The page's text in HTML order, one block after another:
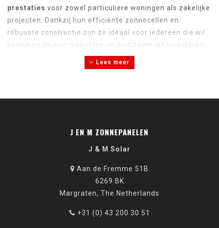
prestaties voor zowel particuliere woningen als zakelijke
projecten. Dankzij hun efficiënte zonnecellen en
robuuste constructie zijn ze ideaal voor iedereen die wil
besparen op energiekosten en duurzaam wil investeren
Lees meer
J EN M ZONNEPANELEN
J & M Solar
Aan de Fremme 51B
6269 BK
Margraten, The Netherlands
+31 (0) 43 200 30 51